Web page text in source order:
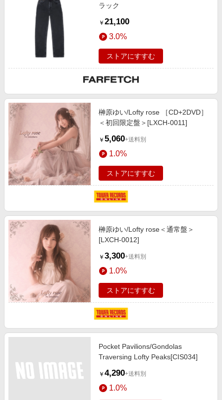
ラック
￥ 21,100
3.0%
ストアにすすむ
榊原ゆい/Lofty rose ［CD+2DVD］
＜初回限定盤＞[LXCH-0011]
￥ 5,060+送料別
1.0%
ストアにすすむ
榊原ゆい/Lofty rose＜通常盤＞
[LXCH-0012]
￥ 3,300+送料別
1.0%
ストアにすすむ
Pocket Pavilions/Gondolas
Traversing Lofty Peaks[CIS034]
￥ 4,290+送料別
1.0%